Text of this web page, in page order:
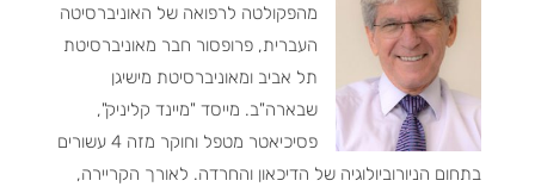
מהפקולטה לרפואה של האוניברסיטה
העברית, פרופסור חבר מאוניברסיטת
תל אביב ומאוניברסיטת מישיגן
שבארה"ב. מייסד "מיינד קליניק",
פסיכיאטר מטפל וחוקר מזה 4 עשורים
בתחום הניורוביולוגיה של הדיכאון והחרדה. לאורך הקריירה,